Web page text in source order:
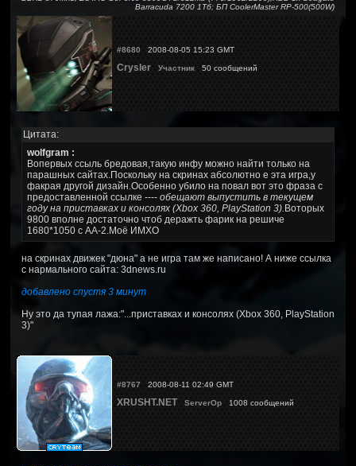
Barracuda 7200 1Тб; БП CoolerMaster RP-500(500W)
#8680 2008-08-05 15:23 GMT
Crysler Участник 50 сообщений
Цитата:
wolfgram :
Вопервых ссыль бредовая,такую инфу можно найти только на
парашных сайтах.Поскольку на скринах абсолютно е эта игра,у
факрая другой дизайн.Особенно убило на повал вот это фраза с
предоставленной ссылке ---- обещают выпустить в текущем
году на приставках и консолях (Xbox 360, PlayStation 3). Воторых
9800 вполне достаточно чтоб деражть фарик на решиче
1680*1050 с АА-2.Моё ИМХО
на скринах движек "дюна" а не игра там же написано! А ниже ссылка
с нармального сайта: 3dnews.ru
добавлено спустя 3 минут
Ну это да тупая лажа:"...приставках и консолях (Xbox 360, PlayStation
3)"
#8767 2008-08-11 02:49 GMT
XRUSHT.NET ServerOp 1008 сообщений